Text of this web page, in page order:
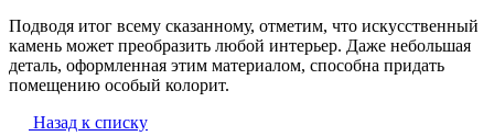
Подводя итог всему сказанному, отметим, что искусственный
камень может преобразить любой интерьер. Даже небольшая
деталь, оформленная этим материалом, способна придать
помещению особый колорит.
Назад к списку